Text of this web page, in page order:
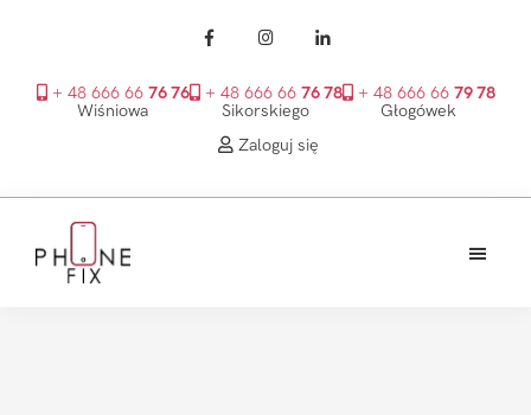
+ 48 666 66 76 76
Wiśniowa
+ 48 666 66 76 78
Sikorskiego
+ 48 666 66 79 78
Głogówek
Zaloguj się
głównego